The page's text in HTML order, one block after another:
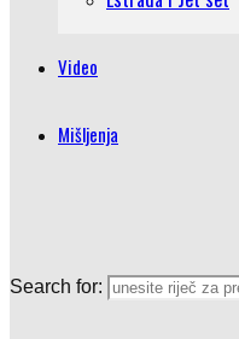
Video
Mišljenja
Search for: